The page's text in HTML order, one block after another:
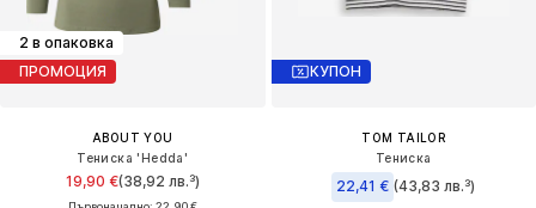
2 в опаковка
ПРОМОЦИЯ
ABOUT YOU
Тениска 'Hedda'
19,90 €(38,92 лв.³)
КУПОН
TOM TAILOR
Тениска
22,41 € (43,83 лв.³)